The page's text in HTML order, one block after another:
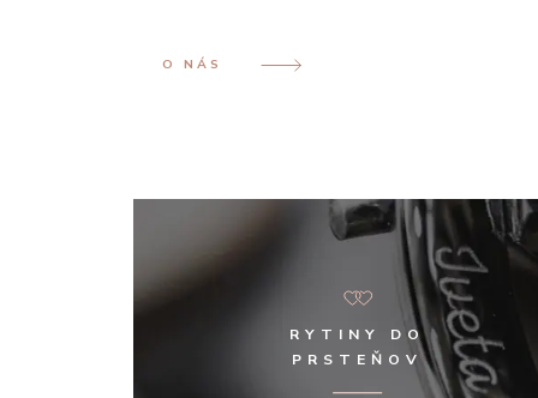
O NÁS
RYTINY DO
PRSTEŇOV